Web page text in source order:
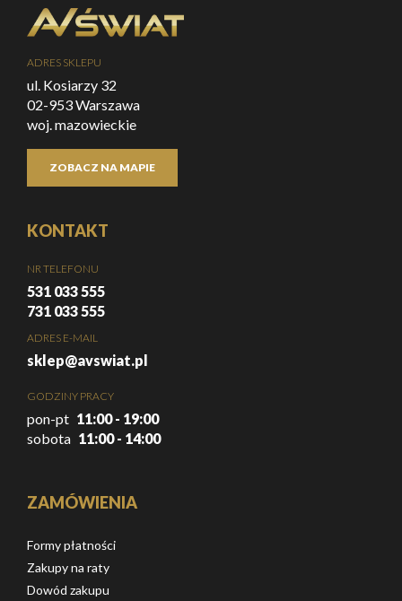
ADRES SKLEPU
ul. Kosiarzy 32
02-953 Warszawa
woj. mazowieckie
ZOBACZ NA MAPIE
KONTAKT
NR TELEFONU
531 033 555
731 033 555
ADRES E-MAIL
sklep@avswiat.pl
GODZINY PRACY
pon-pt 11:00 - 19:00
sobota 11:00 - 14:00
ZAMÓWIENIA
Formy płatności
Zakupy na raty
Dowód zakupu